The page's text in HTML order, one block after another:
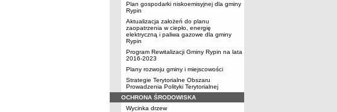
Plan gospodarki niskoemisyjnej dla gminy
Rypin
Aktualizacja założeń do planu
zaopatrzenia w ciepło, energię
elektryczną i paliwa gazowe dla gminy
Rypin
Program Rewitalizacji Gminy Rypin na lata
2016-2023
Plany rozwoju gminy i miejscowości
Strategie Terytorialne Obszaru
Prowadzenia Polityki Terytorialnej
OCHRONA ŚRODOWISKA
Wycinka drzew